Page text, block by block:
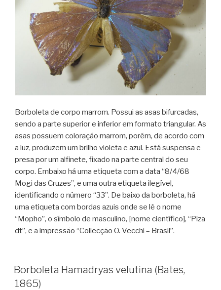
Borboleta de corpo marrom. Possui as asas bifurcadas,
sendo a parte superior e inferior em formato triangular. As
asas possuem coloração marrom, porém, de acordo com
a luz, produzem um brilho violeta e azul. Está suspensa e
presa por um alfinete, fixado na parte central do seu
corpo. Embaixo há uma etiqueta com a data “8/4/68
Mogi das Cruzes”, e uma outra etiqueta ilegível,
identificando o número “33”. De baixo da borboleta, há
uma etiqueta com bordas azuis onde se lê o nome
“Mopho”, o símbolo de masculino, [nome científico], “Piza
dt”, e a impressão “Collecção O. Vecchi – Brasil”.
Borboleta Hamadryas velutina (Bates,
1865)